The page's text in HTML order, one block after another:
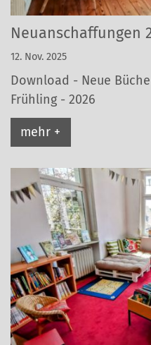
Neuanschaffungen
12. Nov. 2025
Download - Neue
Frühling - 2026
mehr +